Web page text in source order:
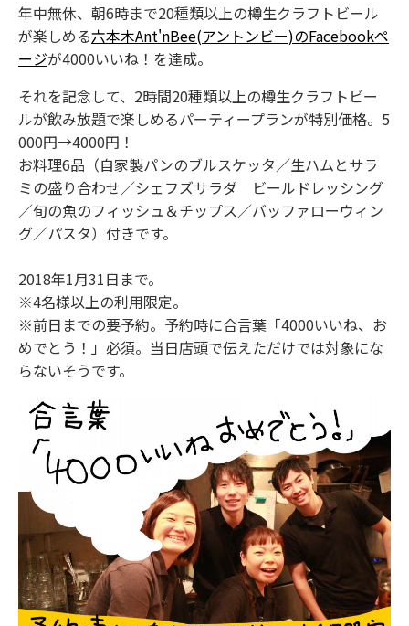
年中無休、朝6時まで20種類以上の樽生クラフトビール
が楽しめる六本木Ant'nBee(アントンビー)のFacebookペ
ージが4000いいね！を達成。
それを記念して、2時間20種類以上の樽生クラフトビー
ルが飲み放題で楽しめるパーティープランが特別価格。5
000円→4000円！
お料理6品（自家製パンのブルスケッタ／生ハムとサラ
ミの盛り合わせ／シェフズサラダ ビールドレッシング
／旬の魚のフィッシュ＆チップス／バッファローウィン
グ／パスタ）付きです。
2018年1月31日まで。
※4名様以上の利用限定。
※前日までの要予約。予約時に合言葉「4000いいね、お
めでとう！」必須。当日店頭で伝えただけでは対象にな
らないそうです。